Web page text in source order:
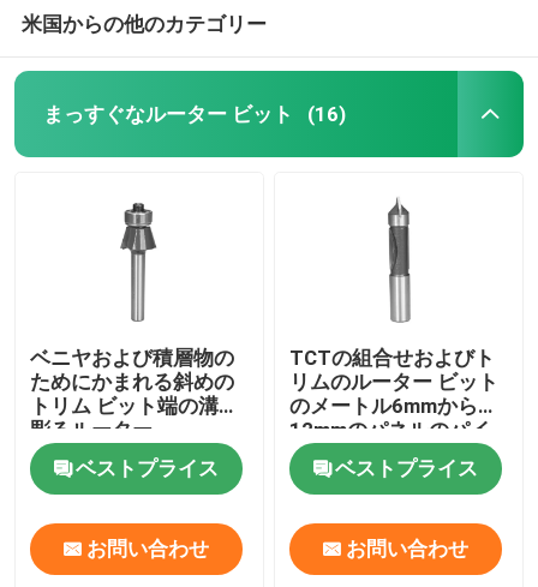
米国からの他のカテゴリー
まっすぐなルーター ビット (16)
ベニヤおよび積層物の
ためにかまれる斜めの
トリム ビット端の溝を
彫るルーター
ベストプライス
お問い合わせ
TCTの組合せおよびト
リムのルーター ビット
のメートル6mmから
12mmのパネルのパイ
ロット・ビットは穴を
開けるベストプライス
お問い合わせ